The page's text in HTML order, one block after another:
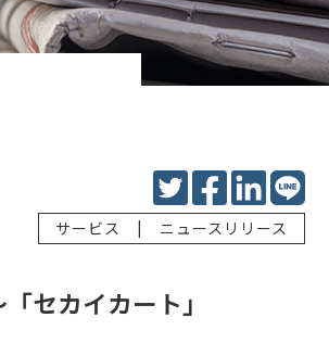
サービス | ニュースリリース
セカイカート」